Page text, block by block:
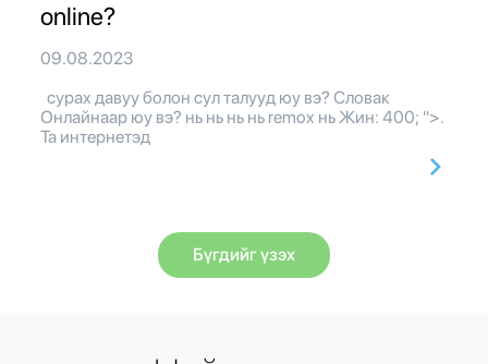
online?
09.08.2023
сурах давуу болон сул талууд юу вэ? Словак
Онлайнаар юу вэ? нь нь нь нь remox нь Жин: 400; ">.
Та интернетэд
Бүгдийг үзэх